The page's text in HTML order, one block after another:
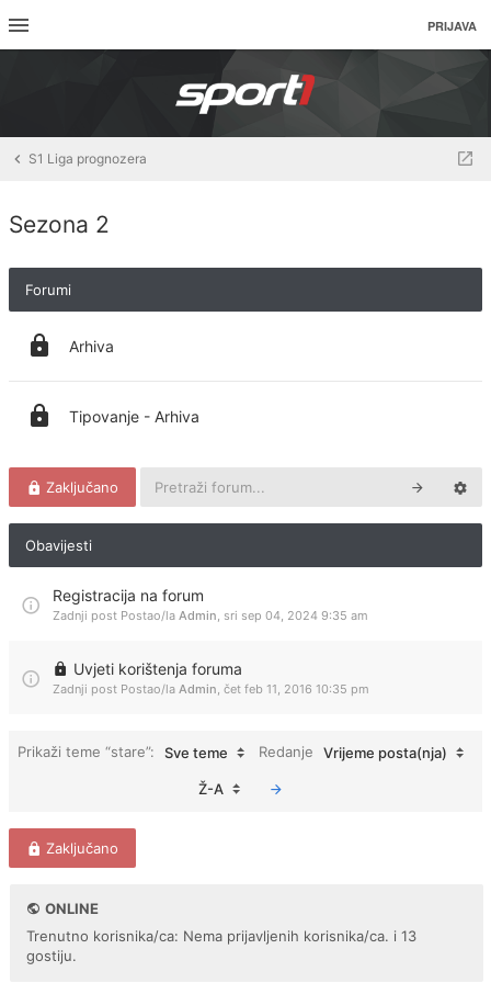
PRIJAVA
S1 Liga prognozera
Sezona 2
Forumi
Arhiva
Tipovanje - Arhiva
Zaključano
Obavijesti
Registracija na forum
Zadnji post Postao/la Admin, sri sep 04, 2024 9:35 am
Uvjeti korištenja foruma
Zadnji post Postao/la Admin, čet feb 11, 2016 10:35 pm
Prikaži teme “stare”: Sve teme Redanje Vrijeme posta(nja)
Ž-A
Zaključano
ONLINE
Trenutno korisnika/ca: Nema prijavljenih korisnika/ca. i 13
gostiju.